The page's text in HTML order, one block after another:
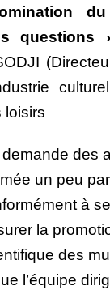
questions
loisirs
des
un peu
à
la
des
l’équipe